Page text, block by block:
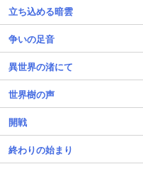
立ち込める暗雲
争いの足音
異世界の渚にて
世界樹の声
開戦
終わりの始まり